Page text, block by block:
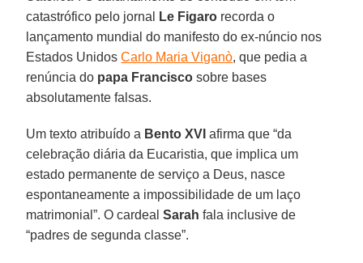
catastrófico pelo jornal
Le Figaro recorda o
lançamento mundial do manifesto do ex-núncio nos
Estados UnidosCarlo Maria Viganò, que pedia a
renúncia do papa Francisco sobre bases
absolutamente falsas.
Um texto atribuído a Bento XVI afirma que “da
celebração diária da Eucaristia, que implica um
estado permanente de serviço a Deus, nasce
espontaneamente a impossibilidade de um laço
matrimonial”. O cardealSarah fala inclusive de
“padres de segunda classe”.